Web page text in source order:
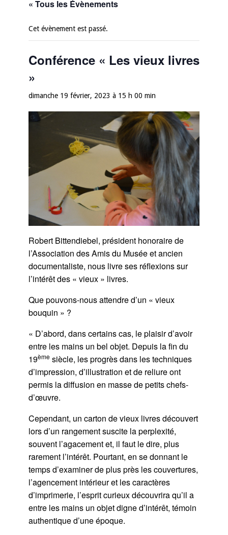
« Tous les Évènements
Cet évènement est passé.
Conférence « Les vieux livres
»
dimanche 19 février, 2023 à 15 h 00 min
Robert Bittendiebel, président honoraire de
l’Association des Amis du Musée et ancien
documentaliste, nous livre ses réflexions sur
l’intérêt des « vieux » livres.
Que pouvons-nous attendre d’un « vieux
bouquin » ?
« D’abord, dans certains cas, le plaisir d’avoir
entre les mains un bel objet. Depuis la fin du
19èmesiècle, les progrès dans les techniques
d’impression, d’illustration et de reliure ont
permis la diffusion en masse de petits chefs-
d’œuvre.
Cependant, un carton de vieux livres découvert
lors d’un rangement suscite la perplexité,
souvent l’agacement et, il faut le dire, plus
rarement l’intérêt. Pourtant, en se donnant le
temps d’examiner de plus près les couvertures,
l’agencement intérieur et les caractères
d’imprimerie, l’esprit curieux découvrira qu’il a
entre les mains un objet digne d’intérêt, témoin
authentique d’une époque.